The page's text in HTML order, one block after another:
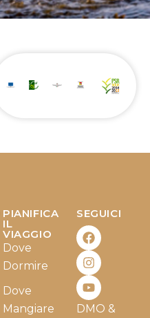
PIANIFICA
IL
VIAGGIO
Dove
Dormire
Dove
Mangiare
SEGUICI
F
a
c
e
b
o
o
k
I
n
s
t
a
g
r
a
Y
o
u
t
u
b
e
DMO &